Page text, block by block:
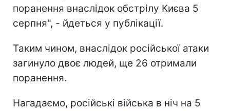
поранення внаслідок обстрілу Києва 5
серпня", - йдеться у публікації.
Таким чином, внаслідок російської атаки
загинуло двоє людей, ще 26 отримали
поранення.
Нагадаємо, російські війська в ніч на 5